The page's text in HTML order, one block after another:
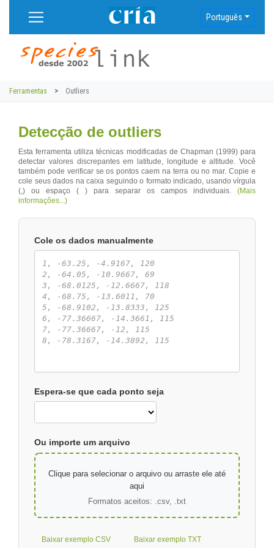
Português
Ferramentas Outliers
Detecção de outliers
Esta ferramenta utiliza técnicas modificadas de Chapman (1999) para
detectar valores discrepantes em latitude, longitude e altitude. Você
também pode verificar se os pontos caem na terra ou no mar. Copie e
cole seus dados na caixa seguindo o formato indicado, usando vírgula
(,) ou espaço ( ) para separar os campos individuais. (Mais
informações...)
Cole os dados manualmente
Espera-se que cada ponto seja
Ou importe um arquivo
Clique para selecionar o arquivo ou arraste ele até
aqui
Formatos aceitos: .csv, .txt
Baixar exemplo CSV Baixar exemplo TXT